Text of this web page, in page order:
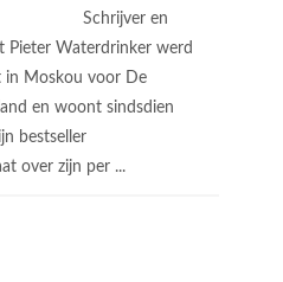
Schrijver en
Pieter Waterdrinker werd
in Moskou voor De
en woont sindsdien
bestseller
over zijn per ...